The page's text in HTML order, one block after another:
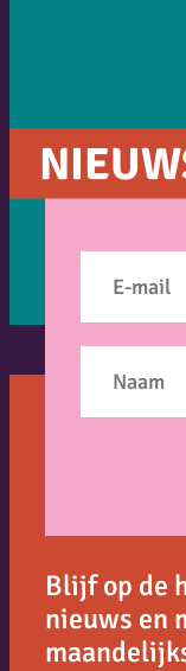
Blijf op de
nieuws en